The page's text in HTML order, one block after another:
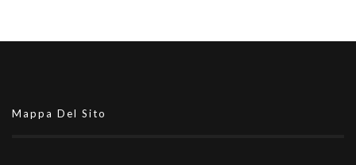
Mappa Del Sito